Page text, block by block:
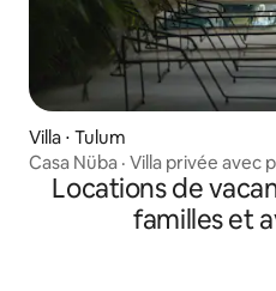
Villa ⋅ Tulum
Casa Nüba · Villa privée avec
Locations de
familles et